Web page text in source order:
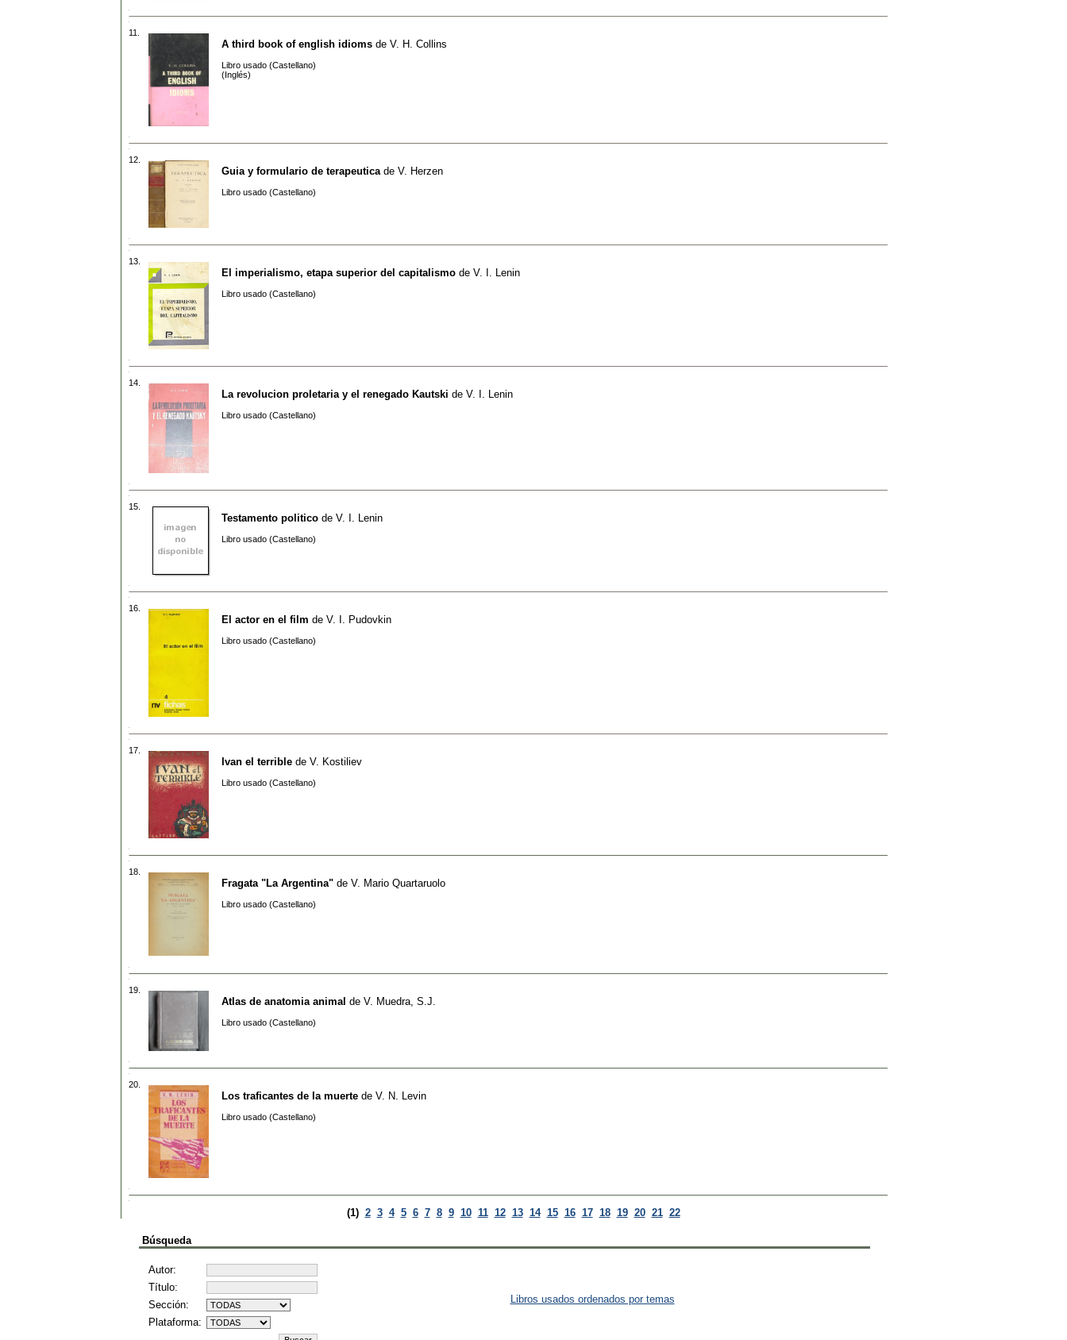
11.
A third book of english idioms de V. H. Collins
Libro usado (Castellano)
(Inglés)
12.
Guia y formulario de terapeutica de V. Herzen
Libro usado (Castellano)
13.
El imperialismo, etapa superior del capitalismo de V. I. Lenin
Libro usado (Castellano)
14.
La revolucion proletaria y el renegado Kautski de V. I. Lenin
Libro usado (Castellano)
15.
Testamento politico de V. I. Lenin
Libro usado (Castellano)
16.
El actor en el film de V. I. Pudovkin
Libro usado (Castellano)
17.
Ivan el terrible de V. Kostiliev
Libro usado (Castellano)
18.
Fragata "La Argentina" de V. Mario Quartaruolo
Libro usado (Castellano)
19.
Atlas de anatomia animal de V. Muedra, S.J.
Libro usado (Castellano)
20.
Los traficantes de la muerte de V. N. Levin
Libro usado (Castellano)
(1) 2 3 4 5 6 7 8 9 10 11 12 13 14 15 16 17 18 19 20 21 22
Búsqueda
Autor:
Título:
Sección:
Plataforma:
Libros usados ordenados por temas